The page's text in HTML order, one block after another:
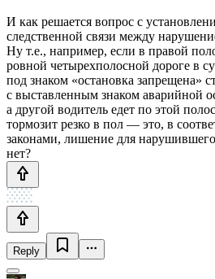
И как решается вопрос с
следственной связи между
Ну т.е., например, если в правой
ровной четырехполосной дороге в
под знаком «остановка запрещена»
с выставленным знаком аварийной
а другой водитель едет по этой
тормозит резко в пол — это, в
законами, лишение для
нет?
Reply